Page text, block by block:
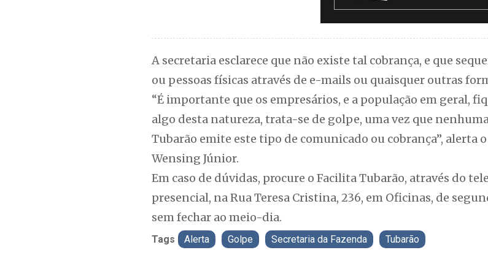
A secretaria esclarece que não existe tal cobrança, e que
ou pessoas físicas através de e-mails ou quaisquer outras
“É importante que os empresários, e a população em geral,
algo desta natureza, trata-se de golpe, uma vez que
Tubarão emite este tipo de comunicado ou cobrança”, alerta
Wensing Júnior.
Em caso de dúvidas, procure o Facilita Tubarão, através do
presencial, na Rua Teresa Cristina, 236, em Oficinas, de
sem fechar ao meio-dia.
Tags Alerta Golpe Secretaria da Fazenda Tubarão